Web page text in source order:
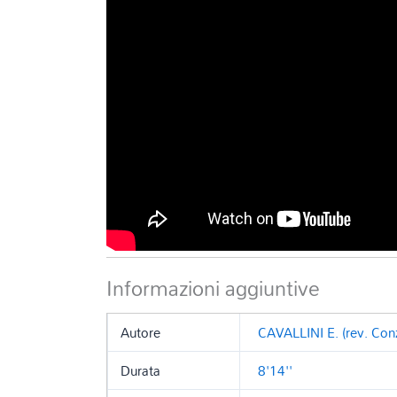
Informazioni aggiuntive
Autore
CAVALLINI E. (rev.
Durata
8'14''